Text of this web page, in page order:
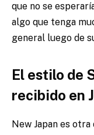
que no se
algo que tenga
general luego de
El estilo de
recibido en
New Japan es